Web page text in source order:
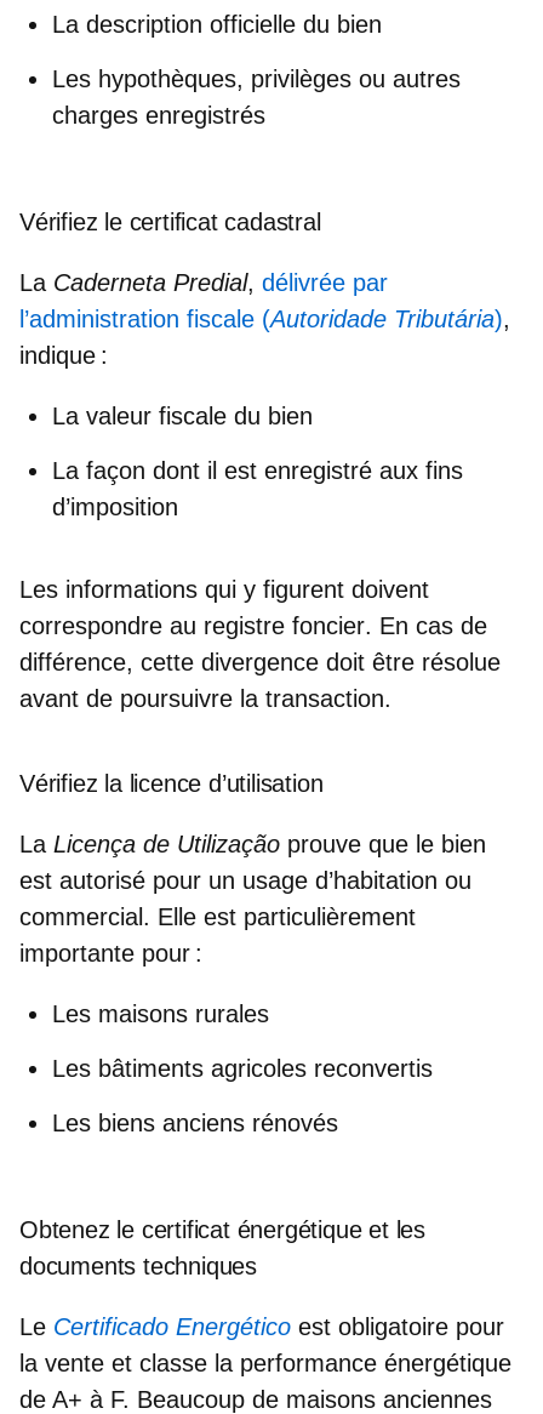
La description officielle du bien
Les hypothèques, privilèges ou autres
charges enregistrés
Vérifiez le certificat cadastral
La Caderneta Predial, délivrée par
l’administration fiscale (Autoridade Tributária),
indique :
La valeur fiscale du bien
La façon dont il est enregistré aux fins
d’imposition
Les informations qui y figurent doivent
correspondre au registre foncier. En cas de
différence, cette divergence doit être résolue
avant de poursuivre la transaction.
Vérifiez la licence d’utilisation
La Licença de Utilização prouve que le bien
est autorisé pour un usage d’habitation ou
commercial. Elle est particulièrement
importante pour :
Les maisons rurales
Les bâtiments agricoles reconvertis
Les biens anciens rénovés
Obtenez le certificat énergétique et les
documents techniques
Le Certificado Energético est obligatoire pour
la vente et classe la performance énergétique
de A+ à F. Beaucoup de maisons anciennes